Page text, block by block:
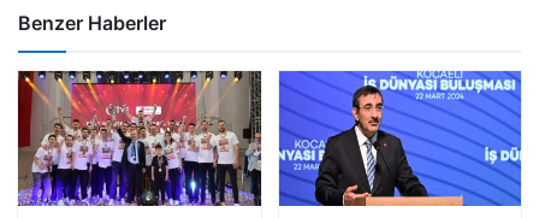
Benzer Haberler